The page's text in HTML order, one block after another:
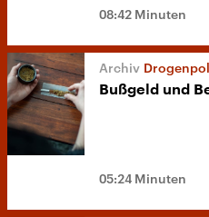
08:42 Minuten
Bußgeld und
05:24 Minuten